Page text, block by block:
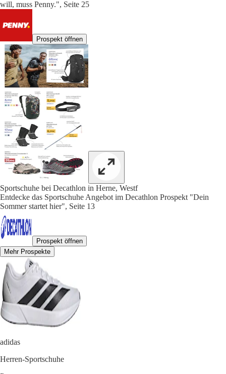
will, muss Penny.", Seite 25
Prospekt öffnen
Sportschuhe bei Decathlon in Herne, Westf
Entdecke das Sportschuhe Angebot im Decathlon Prospekt "Dein
Sommer startet hier", Seite 13
Prospekt öffnen
Mehr Prospekte
adidas
Herren-Sportschuhe